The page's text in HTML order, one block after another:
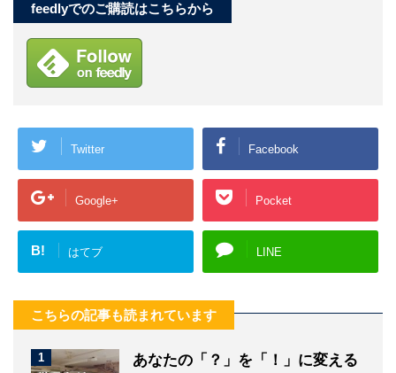
feedlyでのご購読はこちらから
Twitter Facebook
Google+ Pocket
B! はてブ LINE
こちらの記事も読まれています
1
あなたの「？」を「！」に変える